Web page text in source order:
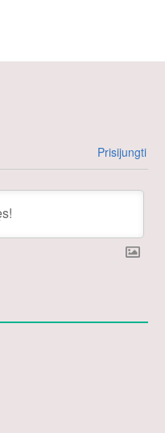
Prisijungti